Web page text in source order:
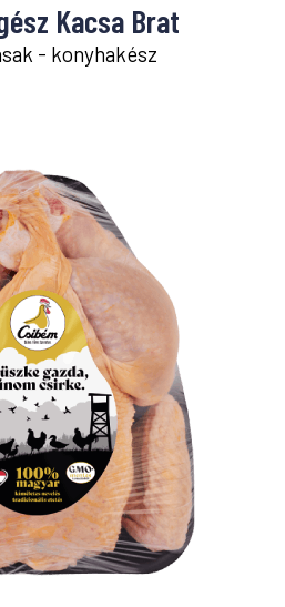
Kacsa Brat
- konyhakész